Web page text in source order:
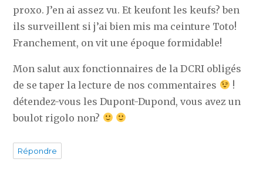
proxo. J’en ai assez vu. Et keufont les keufs? ben
ils surveillent si j’ai bien mis ma ceinture Toto!
Franchement, on vit une époque formidable!
Mon salut aux fonctionnaires de la DCRI obligés
de se taper la lecture de nos commentaires
!
détendez-vous les Dupont-Dupond, vous avez un
boulot rigolo non?
Répondre